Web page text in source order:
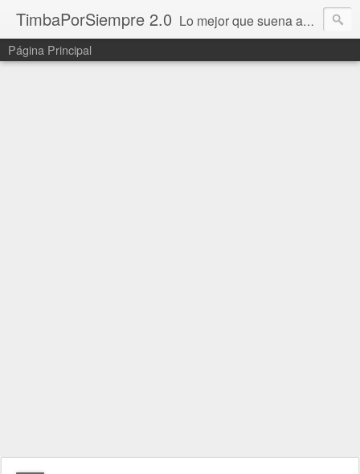
TimbaPorSiempre 2.0 Lo mejor que suena ahora!!!
Página Principal